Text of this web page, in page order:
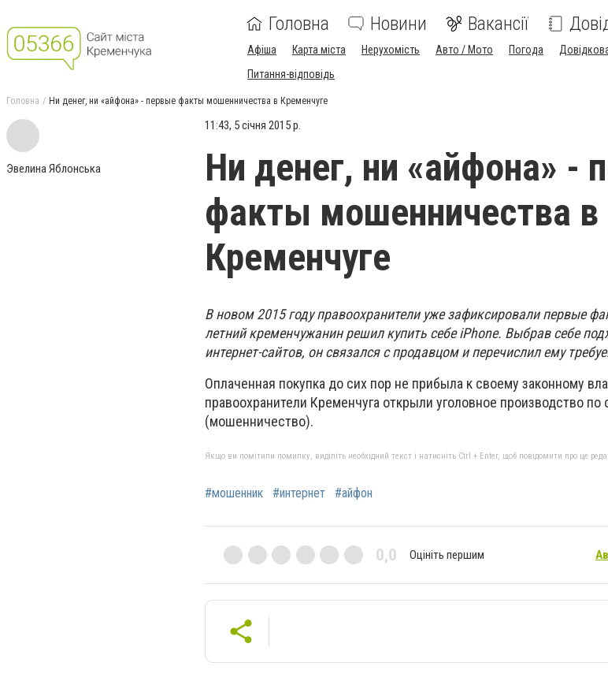
Головна Новини Вакансії
Афіша Карта міста Нерухомість Авто / Мото Погода
Питання-відповідь
Головна Ни денег, ни «айфона» - первые факты мошенничества в Кременчуге
Эвелина Яблонська
11:43, 5 січня 2015 р.
Ни денег, ни «айфона» -
факты мошенничества в
Кременчуге
В новом 2015 году правоохранители уже зафиксировали первые
летний кременчужанин решил купить себе iPhone. Выбрав себе
интернет-сайтов, он связался с продавцом и перечислил ему
Оплаченная покупка до сих пор не прибыла к своему законному
правоохранители Кременчуга открыли уголовное производство по
(мошенничество).
Якщо ви помітили помилку, виділіть необхідний текст і натисніть Ctrl + Enter, щоб повідомити про це
#мошенник #интернет #айфон
0,0 Оцініть першим